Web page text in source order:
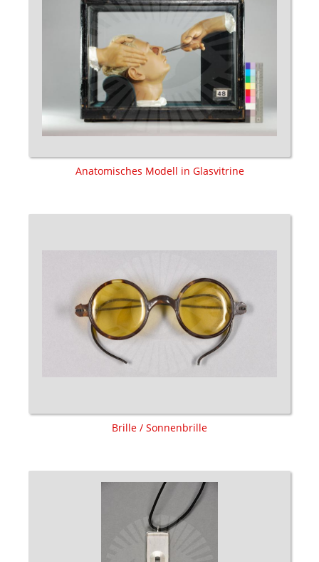
Anatomisches Modell in Glasvitrine
Brille / Sonnenbrille